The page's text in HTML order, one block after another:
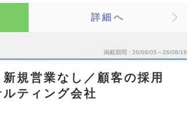
詳細へ
掲載期間 26/08/05～26/08/18
規営業なし／顧客の採用
ティング会社